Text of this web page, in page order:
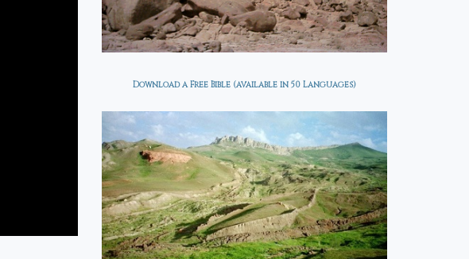
Download a Free Bible (available in 50 Languages)